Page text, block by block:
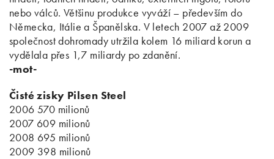
nebo válců. Většinu produkce vyváží – především do
Německa, Itálie a Španělska. V letech 2007 až 2009
společnost dohromady utržila kolem 16 miliard korun a
vydělala přes 1,7 miliardy po zdanění.
-mot-
Čisté zisky Pilsen Steel
2006 570 milionů
2007 609 milionů
2008 695 milionů
2009 398 milionů